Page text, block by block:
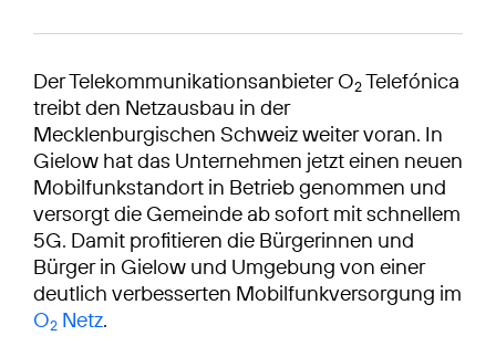
Der Telekommunikationsanbieter O2Telefónica
treibt den Netzausbau in der
Mecklenburgischen Schweiz weiter voran. In
Gielow hat das Unternehmen jetzt einen neuen
Mobilfunkstandort in Betrieb genommen und
versorgt die Gemeinde ab sofort mit schnellem
5G. Damit profitieren die Bürgerinnen und
Bürger in Gielow und Umgebung von einer
deutlich verbesserten Mobilfunkversorgung im
O2 Netz.